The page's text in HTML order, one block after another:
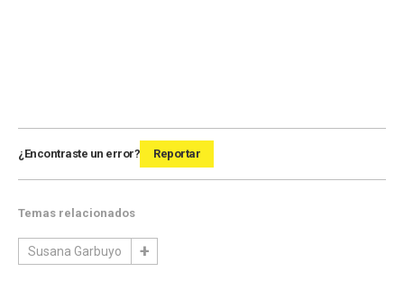
¿Encontraste un error? Reportar
Temas relacionados
Susana Garbuyo